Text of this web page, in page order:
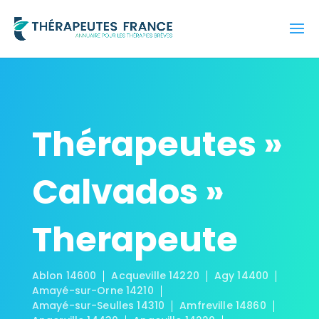
Thérapeutes »
Calvados »
Therapeute
Ablon 14600 Acqueville 14220
Agy 14400
Amayé-sur-Orne 14210
Amayé-sur-Seulles 14310
Amfreville 14860